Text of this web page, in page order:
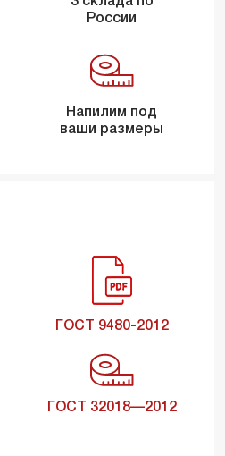
России
Напилим под
ваши размеры
ГОСТ 9480-2012
ГОСТ 32018—2012